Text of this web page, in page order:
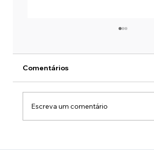
Comentários
Escreva um comentário